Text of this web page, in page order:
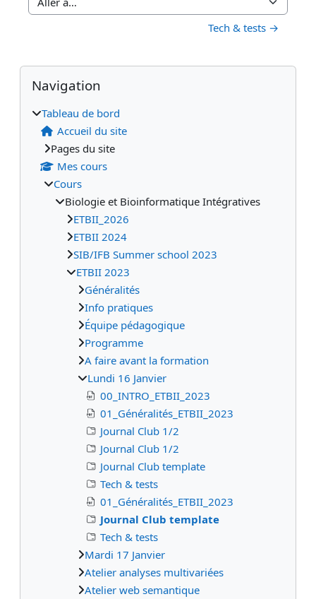
Aller à…
Tech & tests →
Blocs
Blocs supplémentaires
Passer Navigation
Navigation
Tableau de bord
Accueil du site
Pages du site
Mes cours
Cours
Biologie et Bioinformatique Intégratives
ETBII_2026
ETBII 2024
SIB/IFB Summer school 2023
ETBII 2023
Généralités
Info pratiques
Équipe pédagogique
Programme
A faire avant la formation
Lundi 16 Janvier
00_INTRO_ETBII_2023
01_Généralités_ETBII_2023
Journal Club 1/2
Journal Club 1/2
Journal Club template
Tech & tests
01_Généralités_ETBII_2023
Journal Club template
Tech & tests
Mardi 17 Janvier
Atelier analyses multivariées
Atelier web semantique